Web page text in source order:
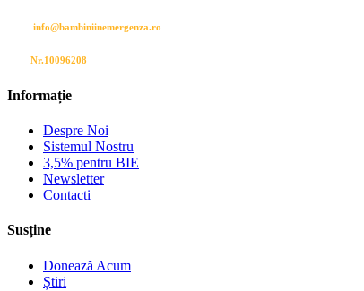
info@bambiniinemergenza.ro
Nr.10096208
Informație
Despre Noi
Sistemul Nostru
3,5% pentru BIE
Newsletter
Contacti
Susține
Donează Acum
Știri